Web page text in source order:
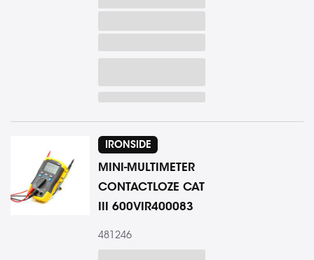
IRONSIDE
MINI-MULTIMETER
CONTACTLOZE CAT
III 600VIR400083
481246